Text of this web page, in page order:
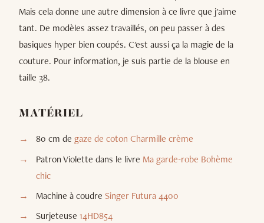
Mais cela donne une autre dimension à ce livre que j'aime
tant. De modèles assez travaillés, on peu passer à des
basiques hyper bien coupés. C'est aussi ça la magie de la
couture. Pour information, je suis partie de la blouse en
taille 38.
MATÉRIEL
80 cm de gaze de coton Charmille crème
Patron Violette dans le livre Ma garde-robe Bohème
chic
Machine à coudre Singer Futura 4400
Surjeteuse 14HD854